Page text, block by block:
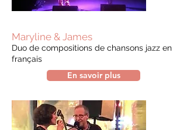
Maryline & James
Duo de compositions de chansons jazz en
français
En savoir plus